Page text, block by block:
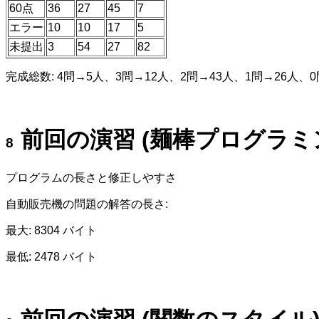
60点
36 27 45
7
エラー 10 10 17
5
未提出 3 54 27 82
完成総数: 4問→5人、3問→12人、2問→43人、1問→26人、0
前回の演習 (麺棒プログラミ
プログラムの長さと修正しやすさ
自動販売機の問題の解答の長さ:
最大: 8304 バイト
最低: 2478 バイト